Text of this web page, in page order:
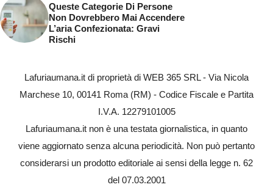
Queste Categorie Di Persone
Non Dovrebbero Mai Accendere
L’aria Confezionata: Gravi
Rischi
Lafuriaumana.it di proprietà di WEB 365 SRL - Via Nicola
Marchese 10, 00141 Roma (RM) - Codice Fiscale e Partita
I.V.A. 12279101005
Lafuriaumana.it non è una testata giornalistica, in quanto
viene aggiornato senza alcuna periodicità. Non può pertanto
considerarsi un prodotto editoriale ai sensi della legge n. 62
del 07.03.2001